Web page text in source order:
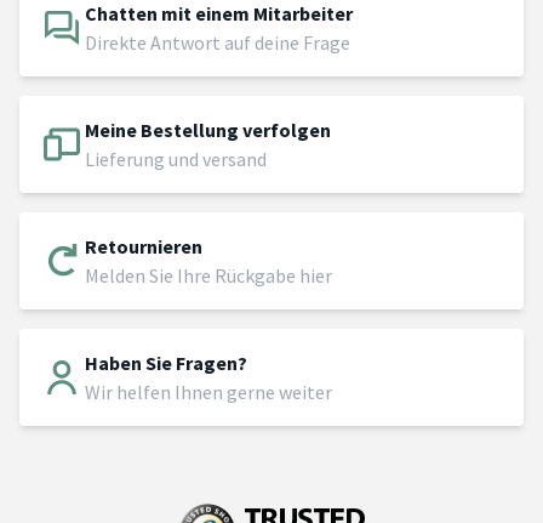
Chatten mit einem Mitarbeiter
Direkte Antwort auf deine Frage
Meine Bestellung verfolgen
Lieferung und versand
Retournieren
Melden Sie Ihre Rückgabe hier
Haben Sie Fragen?
Wir helfen Ihnen gerne weiter